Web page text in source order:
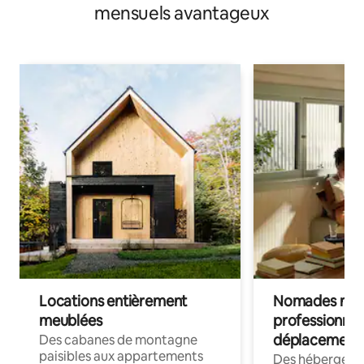
mensuels avantageux
Locations entièrement
meublées
Des cabanes de montagne
paisibles aux appartements
Nomades
déplacement
Des